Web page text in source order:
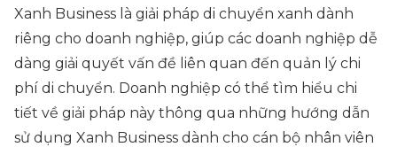
Xanh Business là giải pháp di chuyển xanh dành
riêng cho doanh nghiệp, giúp các doanh nghiệp dễ
dàng giải quyết vấn đề liên quan đến quản lý chi
phí di chuyển. Doanh nghiệp có thể tìm hiểu chi
tiết về giải pháp này thông qua những hướng dẫn
sử dụng Xanh Business dành cho cán bộ nhân viên